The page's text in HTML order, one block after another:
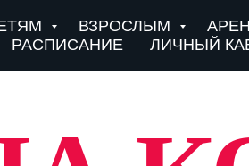
ВЗРОСЛЫМ
РАСПИСАНИЕ
ЛИЧНЫЙ